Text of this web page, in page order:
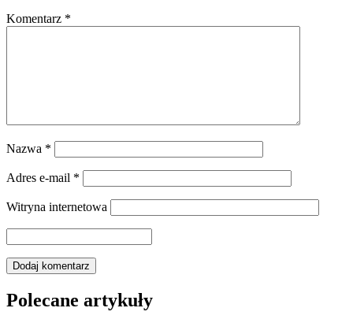
Komentarz *
Nazwa *
Adres e-mail *
Witryna internetowa
Polecane artykuły